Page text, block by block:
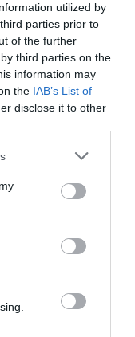
utilized by
parties prior to
of the further
third parties on the
information may
the IAB’s List of
disclose it to other